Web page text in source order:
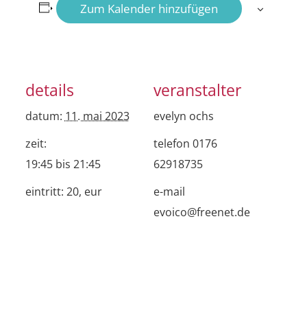
Zum Kalender hinzufügen
details
datum: 11. mai 2023
zeit:
19:45 bis 21:45
eintritt: 20, eur
veranstalter
evelyn ochs
telefon 0176
62918735
e-mail
evoico@freenet.de